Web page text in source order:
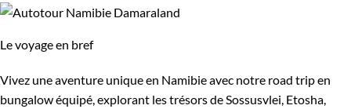
Le voyage en bref
Vivez une aventure unique en Namibie avec notre road trip en
bungalow équipé, explorant les trésors de Sossusvlei, Etosha,